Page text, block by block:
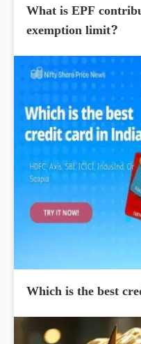
What is EPF
exemption limit?
Which is the best